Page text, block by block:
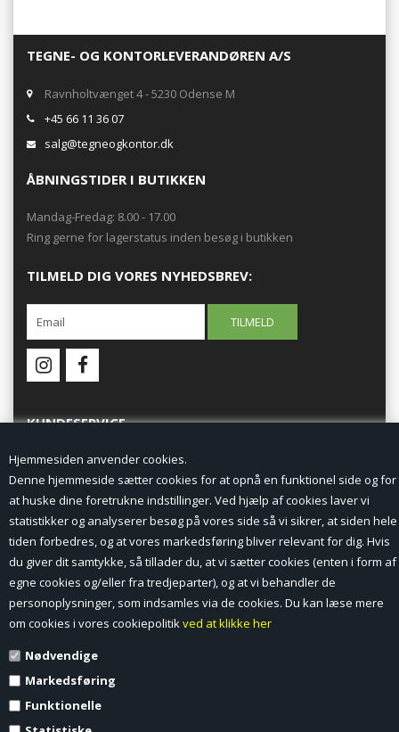
Hjemmesiden anvender cookies.
Denne hjemmeside sætter cookies for at opnå en funktionel side og for
at huske dine foretrukne indstillinger. Ved hjælp af cookies laver vi
statistikker og analyserer besøg på vores side så vi sikrer, at siden hele
tiden forbedres, og at vores markedsføring bliver relevant for dig. Hvis
du giver dit samtykke, så tillader du, at vi sætter cookies (enten i form af
egne cookies og/eller fra tredjeparter), og at vi behandler de
personoplysninger, som indsamles via de cookies. Du kan læse mere
om cookies i vores cookiepolitikved at klikke her
Nødvendige
Markedsføring
Funktionelle
TEGNE- OG KONTORLEVERANDØREN A/S
Ravnholtvænget 4 - 5230 Odense M
+45 66 11 36 07
salg@tegneogkontor.dk
ÅBNINGSTIDER I BUTIKKEN
Mandag-Fredag: 8.00 - 17.00
Ring gerne for lagerstatus inden besøg i butikken
TILMELD DIG VORES NYHEDSBREV:
KUNDESERVICE
Forside
Min Konto
Nyheder
Vilkår og betingelser
Profil
Erhverv log ind (B2B)